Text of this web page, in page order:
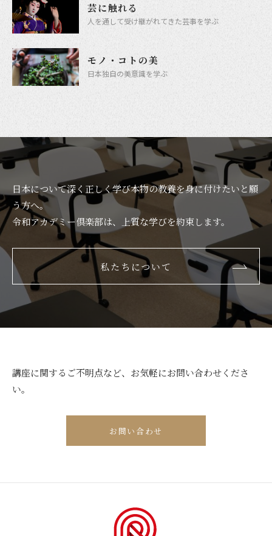
芸に触れる
人を通して受け継がれてきた芸事を学ぶ
モノ・コトの美
日本独自の美意識を学ぶ
日本について深く正しく学び本物の教養を身に付けたいと願
う方へ。
令和アカデミー倶楽部は、上質な学びを約束します。
私たちについて
講座に関するご不明点など、お気軽にお問い合わせくださ
い。
お問い合わせ